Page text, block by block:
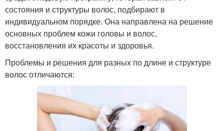
состояния и структуры волос, подбирают в
индивидуальном порядке. Она направлена на решение
основных проблем кожи головы и волос,
восстановления их красоты и здоровья.
Проблемы и решения для разных по длине и структуре
волос отличаются: